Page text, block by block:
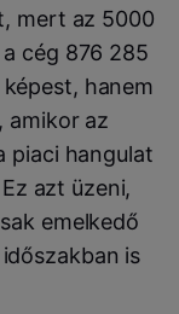
mert az 5000
cég 876 285
hanem
amikor az
piaci hangulat
azt üzeni,
emelkedő
is